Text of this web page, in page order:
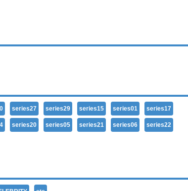
series27 series29 series15 series01 series17
series20 series05 series21 series06 series22